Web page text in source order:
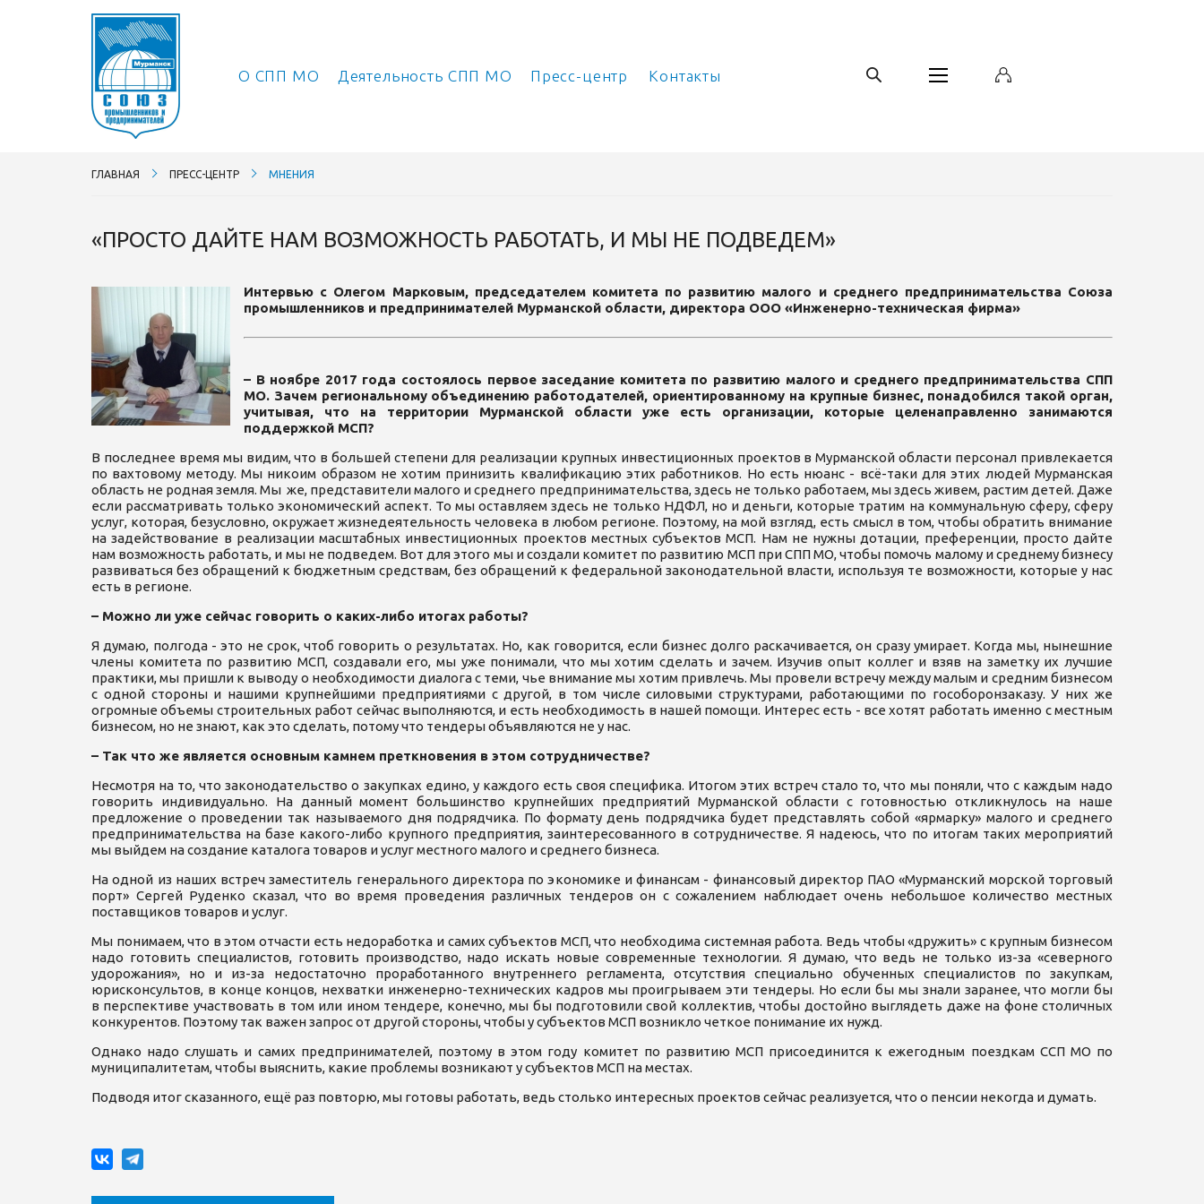
О СПП МО Деятельность СПП МО Пресс-центр Контакты
ГЛАВНАЯ ПРЕСС-ЦЕНТР МНЕНИЯ
«ПРОСТО ДАЙТЕ НАМ ВОЗМОЖНОСТЬ РАБОТАТЬ, И МЫ НЕ ПОДВЕДЕМ»
Интервью с Олегом Марковым, председателем комитета по развитию малого и среднего предпринимательства Союза
промышленников и предпринимателей Мурманской области, директора ООО «Инженерно-техническая фирма»
– В ноябре 2017 года состоялось первое заседание комитета по развитию малого и среднего предпринимательства СПП
МО. Зачем региональному объединению работодателей, ориентированному на крупные бизнес, понадобился такой орган,
учитывая, что на территории Мурманской области уже есть организации, которые целенаправленно занимаются
поддержкой МСП?
В последнее время мы видим, что в большей степени для реализации крупных инвестиционных проектов в Мурманской области персонал привлекается
по вахтовому методу. Мы никоим образом не хотим принизить квалификацию этих работников. Но есть нюанс - всё-таки для этих людей Мурманская
область не родная земля. Мы же, представители малого и среднего предпринимательства, здесь не только работаем, мы здесь живем, растим детей. Даже
если рассматривать только экономический аспект. То мы оставляем здесь не только НДФЛ, но и деньги, которые тратим на коммунальную сферу, сферу
услуг, которая, безусловно, окружает жизнедеятельность человека в любом регионе. Поэтому, на мой взгляд, есть смысл в том, чтобы обратить внимание
на задействование в реализации масштабных инвестиционных проектов местных субъектов МСП. Нам не нужны дотации, преференции, просто дайте
нам возможность работать, и мы не подведем. Вот для этого мы и создали комитет по развитию МСП при СПП МО, чтобы помочь малому и среднему бизнесу
развиваться без обращений к бюджетным средствам, без обращений к федеральной законодательной власти, используя те возможности, которые у нас
есть в регионе.
– Можно ли уже сейчас говорить о каких-либо итогах работы?
Я думаю, полгода - это не срок, чтоб говорить о результатах. Но, как говорится, если бизнес долго раскачивается, он сразу умирает. Когда мы, нынешние
члены комитета по развитию МСП, создавали его, мы уже понимали, что мы хотим сделать и зачем. Изучив опыт коллег и взяв на заметку их лучшие
практики, мы пришли к выводу о необходимости диалога с теми, чье внимание мы хотим привлечь. Мы провели встречу между малым и средним бизнесом
с одной стороны и нашими крупнейшими предприятиями с другой, в том числе силовыми структурами, работающими по гособоронзаказу. У них же
огромные объемы строительных работ сейчас выполняются, и есть необходимость в нашей помощи. Интерес есть - все хотят работать именно с местным
бизнесом, но не знают, как это сделать, потому что тендеры объявляются не у нас.
– Так что же является основным камнем преткновения в этом сотрудничестве?
Несмотря на то, что законодательство о закупках едино, у каждого есть своя специфика. Итогом этих встреч стало то, что мы поняли, что с каждым надо
говорить индивидуально. На данный момент большинство крупнейших предприятий Мурманской области с готовностью откликнулось на наше
предложение о проведении так называемого дня подрядчика. По формату день подрядчика будет представлять собой «ярмарку» малого и среднего
предпринимательства на базе какого-либо крупного предприятия, заинтересованного в сотрудничестве. Я надеюсь, что по итогам таких мероприятий
мы выйдем на создание каталога товаров и услуг местного малого и среднего бизнеса.
На одной из наших встреч заместитель генерального директора по экономике и финансам - финансовый директор ПАО «Мурманский морской торговый
порт» Сергей Руденко сказал, что во время проведения различных тендеров он с сожалением наблюдает очень небольшое количество местных
поставщиков товаров и услуг.
Мы понимаем, что в этом отчасти есть недоработка и самих субъектов МСП, что необходима системная работа. Ведь чтобы «дружить» с крупным бизнесом
надо готовить специалистов, готовить производство, надо искать новые современные технологии. Я думаю, что ведь не только из-за «северного
удорожания», но и из-за недостаточно проработанного внутреннего регламента, отсутствия специально обученных специалистов по закупкам,
юрисконсультов, в конце концов, нехватки инженерно-технических кадров мы проигрываем эти тендеры. Но если бы мы знали заранее, что могли бы
в перспективе участвовать в том или ином тендере, конечно, мы бы подготовили свой коллектив, чтобы достойно выглядеть даже на фоне столичных
конкурентов. Поэтому так важен запрос от другой стороны, чтобы у субъектов МСП возникло четкое понимание их нужд.
Однако надо слушать и самих предпринимателей, поэтому в этом году комитет по развитию МСП присоединится к ежегодным поездкам ССП МО по
муниципалитетам, чтобы выяснить, какие проблемы возникают у субъектов МСП на местах.
Подводя итог сказанного, ещё раз повторю, мы готовы работать, ведь столько интересных проектов сейчас реализуется, что о пенсии некогда и думать.